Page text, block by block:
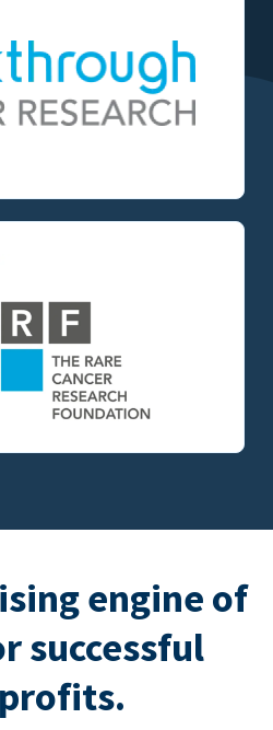
engine of
successful